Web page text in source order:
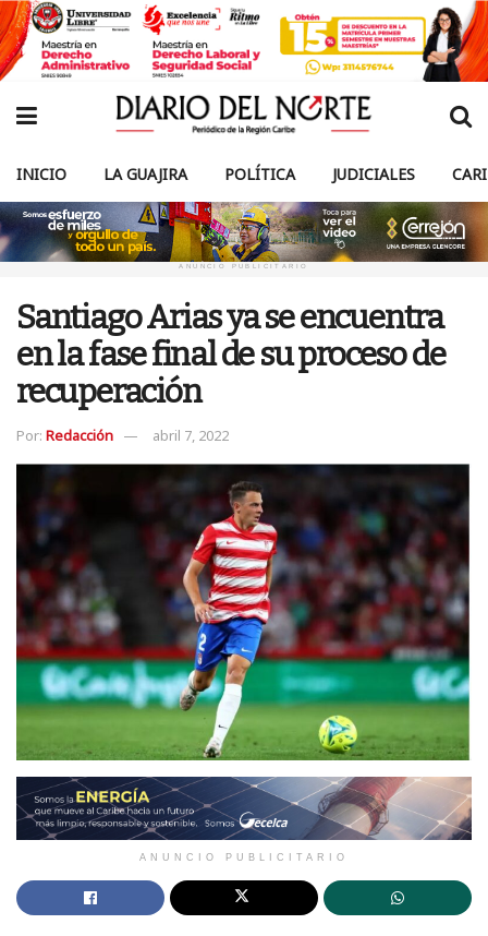
INICIO LA GUAJIRA POLÍTICA JUDICIALES
ANUNCIO PUBLICITARIO
Santiago Arias ya se encuentra
en la fase final de su proceso de
recuperación
Por: Redacción abril 7, 2022
ANUNCIO PUBLICITARIO